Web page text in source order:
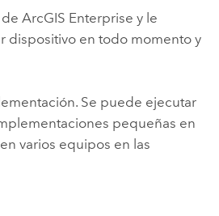
deArcGIS Enterprise y le
dispositivo en todo momento y
Se puede ejecutar
pequeñas en
varios equipos en las